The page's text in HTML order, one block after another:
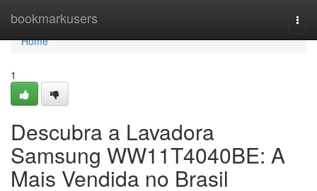
bookmarkusers
Home
Home
1
Descubra a Lavadora
Samsung WW11T4040BE: A
Mais Vendida no Brasil